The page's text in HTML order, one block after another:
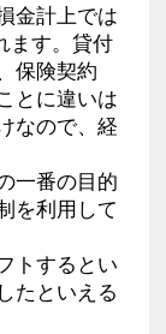
金計上では
ます。貸付
保険契約
とに違いは
なので、経
一番の目的
を利用して
トするとい
たといえる